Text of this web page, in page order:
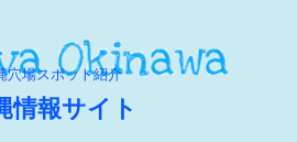
穴場スポット紹介
情報サイト